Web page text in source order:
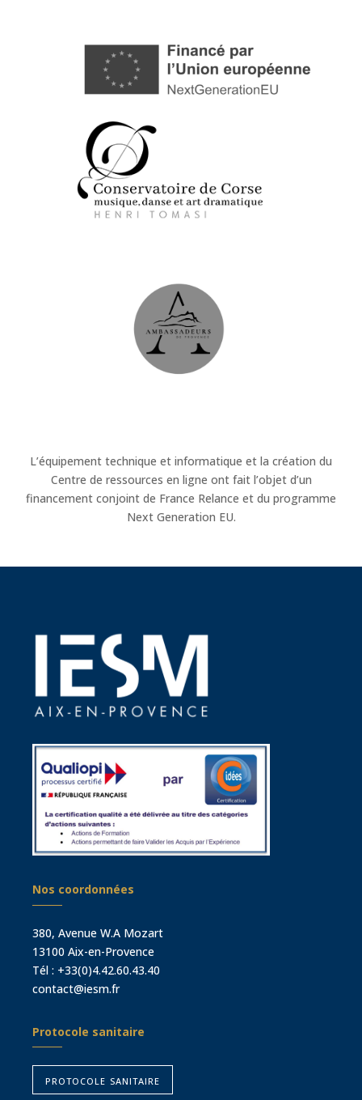
L’équipement technique et informatique et la création du
Centre de ressources en ligne ont fait l’objet d’un
financement conjoint de France Relance et du programme
Next Generation EU.
Nos coordonnées
380, Avenue W.A Mozart
13100 Aix-en-Provence
Tél : +33(0)4.42.60.43.40
contact@iesm.fr
Protocole sanitaire
protocole sanitaire